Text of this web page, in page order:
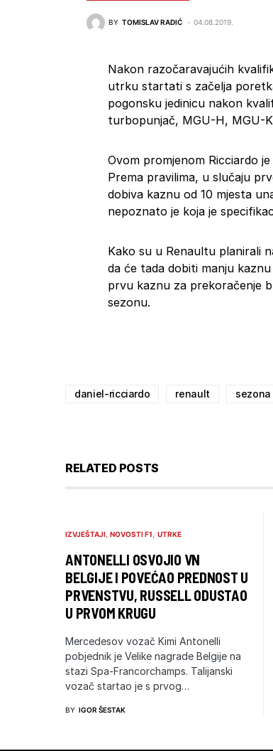
BY TOMISLAV RADIĆ 04.08.2019.
Nakon razočaravajućih
utrku startati s začelja
pogonsku jedinicu nakon
turbopunjač, MGU-H, MGU-
Ovom promjenom Ricciardo
Prema pravilima, u slučaju
dobiva kaznu od 10 mjesta
nepoznato je koja je
Kako su u Renaultu planirali
da će tada dobiti manju
prvu kaznu za prekoračenje
sezonu.
daniel-ricciardo renault sezona
RELATED POSTS
IZVJEŠTAJI NOVOSTI F1 UTRKE
ANTONELLI OSVOJIO VN
BELGIJE I POVEĆAO PREDNOST U
PRVENSTVU, RUSSELL ODUSTAO
U PRVOM KRUGU
Mercedesov vozač Kimi Antonelli
pobjednik je Velike nagrade Belgije na
stazi Spa-Francorchamps. Talijanski
vozač startao je s prvog…
BY IGOR ŠESTAK